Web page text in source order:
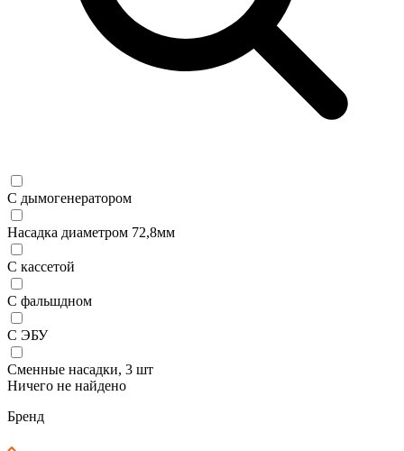
С дымогенератором
Насадка диаметром 72,8мм
С кассетой
С фальшдном
С ЭБУ
Сменные насадки, 3 шт
Ничего не найдено
Бренд